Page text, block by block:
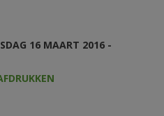
16 MAART 2016 -